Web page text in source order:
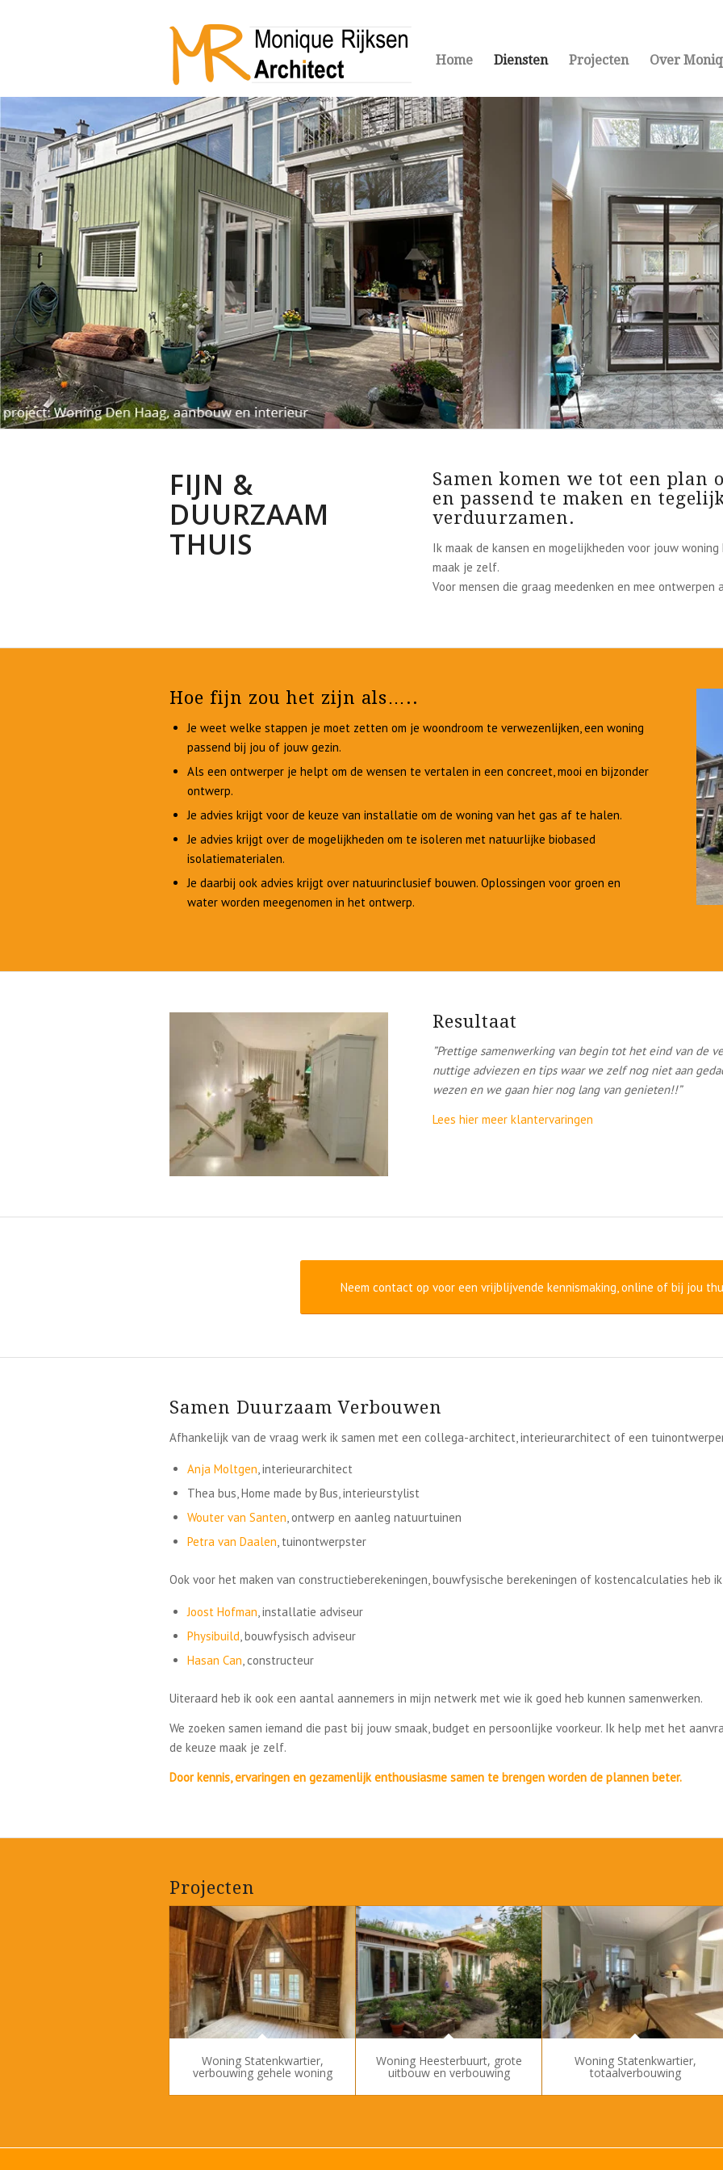
Home Diensten Projecten Over
FIJN &
DUURZAAM
THUIS
Samen komen we tot een plan
en passend te maken en
verduurzamen.
Ik maak de kansen en mogelijkheden voor jouw
maak je zelf.
Voor mensen die graag meedenken en mee ontwerpen
Hoe fijn zou het zijn als…..
Je weet welke stappen je moet zetten om je woondroom te verwezenlijken, een woning
passend bij jou of jouw gezin.
Als een ontwerper je helpt om de wensen te vertalen in een concreet, mooi en bijzonder
ontwerp.
Je advies krijgt voor de keuze van installatie om de woning van het gas af te halen.
Je advies krijgt over de mogelijkheden om te isoleren met natuurlijke biobased
isolatiematerialen.
Je daarbij ook advies krijgt over natuurinclusief bouwen. Oplossingen voor groen en
water worden meegenomen in het ontwerp.
Resultaat
”Prettige samenwerking van begin tot het eind van de
nuttige adviezen en tips waar we zelf nog niet aan
wezen en we gaan hier nog lang van genieten!!”
Lees hier meer klantervaringen
Neem contact op voor een vrijblijvende kennismaking, online of bij jou
Samen Duurzaam Verbouwen
Afhankelijk van de vraag werk ik samen met een collega-architect, interieurarchitect of een
Anja Moltgen, interieurarchitect
Thea bus, Home made by Bus, interieurstylist
Wouter van Santen, ontwerp en aanleg natuurtuinen
Petra van Daalen, tuinontwerpster
Ook voor het maken van constructieberekeningen, bouwfysische berekeningen of kostencalculaties heb
Joost Hofman, installatie adviseur
Physibuild, bouwfysisch adviseur
Hasan Can, constructeur
Uiteraard heb ik ook een aantal aannemers in mijn netwerk met wie ik goed heb kunnen samenwerken.
We zoeken samen iemand die past bij jouw smaak, budget en persoonlijke voorkeur. Ik help met het
de keuze maak je zelf.
Door kennis, ervaringen en gezamenlijk enthousiasme samen te brengen worden de plannen beter.
Projecten
Woning Statenkwartier,
verbouwing gehele woning
Woning Heesterbuurt, grote
uitbouw en verbouwing
Woning Statenkwartier,
totaalverbouwing